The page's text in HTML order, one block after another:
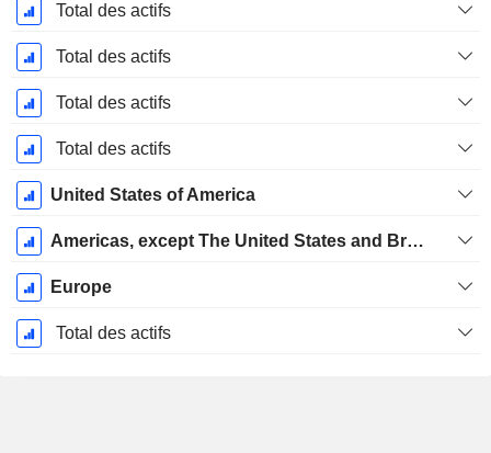
Total des actifs
Total des actifs
Total des actifs
Total des actifs
United States of America
Americas, except The United States and Brazil
Europe
Total des actifs